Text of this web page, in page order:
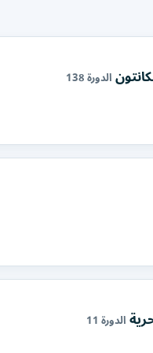
الدورة 138
الدورة 11